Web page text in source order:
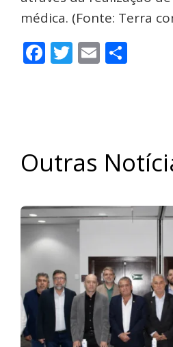
médica. (Fonte: Terra
Facebook
Twitter
Email
Outras